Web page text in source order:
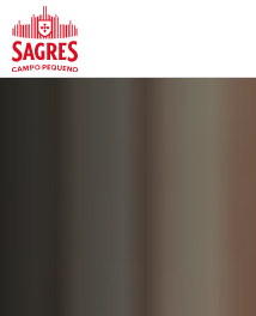
Saltar para o conteúdo principal